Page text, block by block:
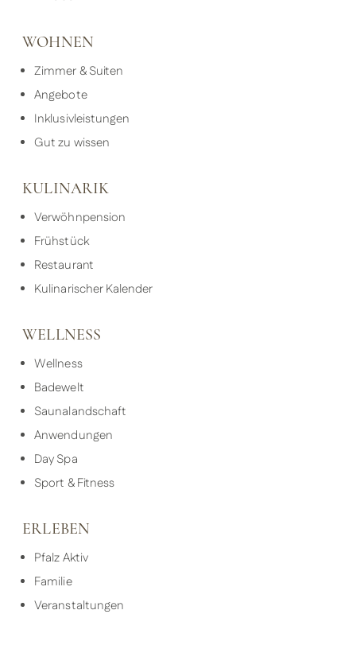
WOHNEN
Zimmer & Suiten
Angebote
Inklusivleistungen
Gut zu wissen
KULINARIK
Verwöhnpension
Frühstück
Restaurant
Kulinarischer Kalender
WELLNESS
Wellness
Badewelt
Saunalandschaft
Anwendungen
Day Spa
Sport & Fitness
ERLEBEN
Pfalz Aktiv
Familie
Veranstaltungen